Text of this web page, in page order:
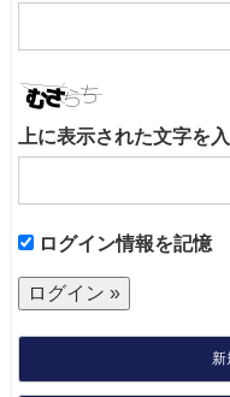
上に表示された文字を
ログイン情報を記憶
新